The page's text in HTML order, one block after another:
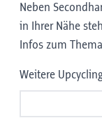
Neben
in Ihrer Nähe
Infos zum
Weitere